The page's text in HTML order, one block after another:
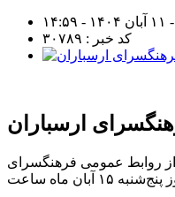
کد خبر : ۳۰۷۸۹
ارسباران
به گزارش خبرآوا و به نقل از روابط عمومی فرهنگسرای